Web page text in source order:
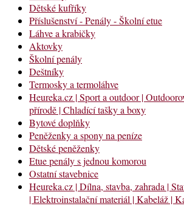
Dětské kufříky
Příslušenství - Penály - Školní etue
Láhve a krabičky
Aktovky
Školní penály
Deštníky
Termosky a termoláhve
Heureka.cz | Sport a outdoor |
přírodě | Chladící tašky a boxy
Bytové doplňky
Peněženky a spony na peníze
Dětské peněženky
Etue penály s jednou komorou
Ostatní stavebnice
Heureka.cz | Dílna, stavba, zahrada |
| Elektroinstalační materiál | Kabeláž |